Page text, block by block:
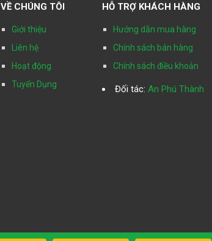
VỀ CHÚNG TÔI
Giới thiệu
Liên hệ
Hoạt động
Tuyển Dụng
HỖ TRỢ KHÁCH HÀNG
Hướng dẫn mua hàng
Chính sách bán hàng
Chính sách điều khoản
Đối tác:An Phú Thành